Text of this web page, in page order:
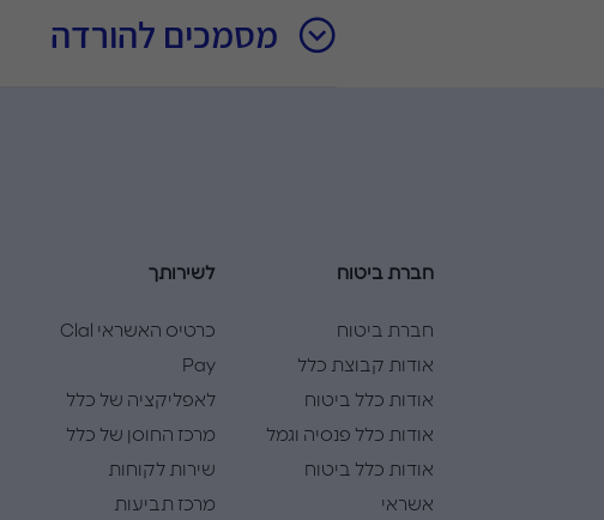
מסמכים להורדה
חברת ביטוח
חברת ביטוח
אודות קבוצת כלל
אודות כלל ביטוח
אודות כלל פנסיה וגמל
אודות כלל ביטוח
אשראי
לשירותך
כרטיס האשראי Clal
Pay
לאפליקציה של כלל
מרכז החוסן של כלל
שירות לקוחות
מרכז תביעות